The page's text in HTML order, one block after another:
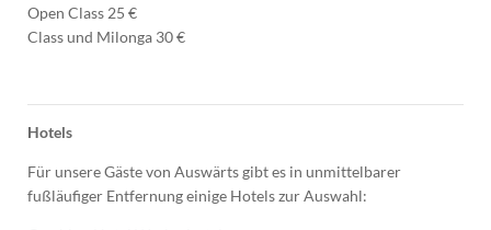
Open Class 25 €
Class und Milonga 30 €
Hotels
Für unsere Gäste von Auswärts gibt es in unmittelbarer
fußläufiger Entfernung einige Hotels zur Auswahl: